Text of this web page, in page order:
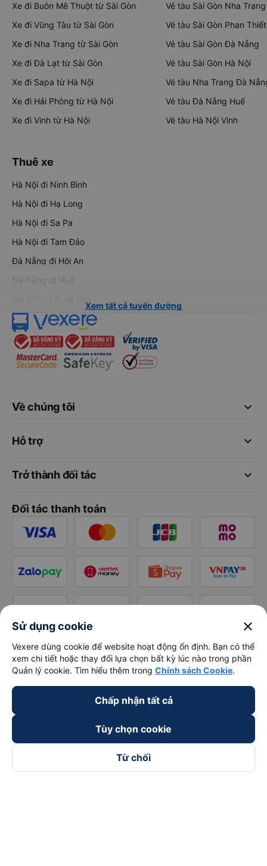
Xe đi Buôn Mê Thuột từ Sài Gòn
Xe đi Vũng Tàu từ Sài Gòn
Xe đi Nha Trang từ Sài Gòn
Xe đi Đà Lạt từ Sài Gòn
Xe đi Sapa từ Hà Nội
Xe đi Hải Phòng từ Hà Nội
Xe đi Vinh từ Hà Nội
Vé tàu Sài Gòn Nha Trang
Vé tàu Sài Gòn Phan Thiết
Vé tàu Sài Gòn Đà Nẵng
Vé tàu Sài Gòn Hà Nội
Vé tàu Nha Trang Đà
Vé tàu Đà Nẵng Huế
Vé tàu Hà Nội Vinh
Thuê xe
Hà Nội đi Ninh Bình
Hà Nội đi Hạ Long
Hà Nội đi Sa Pa
Hà Nội đi Tam Đảo
Đà Nẵng đi Hội An
Đà Nẵng đi Huế
Xem tất cả tuyến đường
keyboard_arrow_down
Về chúng tôi
keyboard_arrow_down
Hỗ trợ
keyboard_arrow_down
Trở thành đối tác
Đối tác thanh toán
Sử dụng cookie close
Vexere dùng cookie để website hoạt động ổn định. Bạn có thể
xem chi tiết hoặc thay đổi lựa chọn bất kỳ lúc nào trong phần
Quản lý cookie. Tìm hiểu thêm trong Chính sách Cookie.
Chấp nhận tất cả
Tùy chọn cookie
Từ chối